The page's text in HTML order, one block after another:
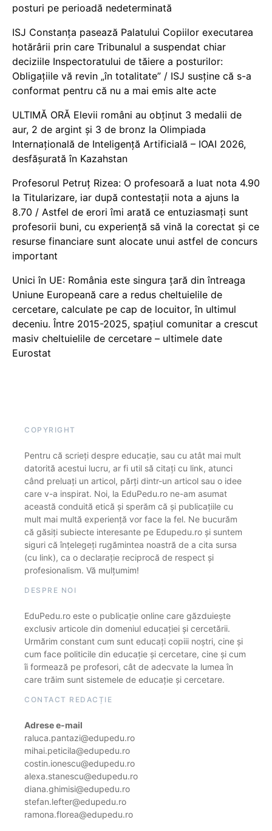
posturi pe perioadă nedeterminată
ISJ Constanța pasează Palatului Copiilor executarea
hotărârii prin care Tribunalul a suspendat chiar
deciziile Inspectoratului de tăiere a posturilor:
Obligațiile vă revin „în totalitate” / ISJ susține că s-a
conformat pentru că nu a mai emis alte acte
ULTIMĂ ORĂ Elevii români au obținut 3 medalii de
aur, 2 de argint și 3 de bronz la Olimpiada
Internațională de Inteligență Artificială – IOAI 2026,
desfășurată în Kazahstan
Profesorul Petruț Rizea: O profesoară a luat nota 4.90
la Titularizare, iar după contestații nota a ajuns la
8.70 / Astfel de erori îmi arată ce entuziasmați sunt
profesorii buni, cu experiență să vină la corectat și ce
resurse financiare sunt alocate unui astfel de concurs
important
Unici în UE: România este singura țară din întreaga
Uniune Europeană care a redus cheltuielile de
cercetare, calculate pe cap de locuitor, în ultimul
deceniu. Între 2015-2025, spațiul comunitar a crescut
masiv cheltuielile de cercetare – ultimele date
Eurostat
COPYRIGHT
Pentru că scrieți despre educație, sau cu atât mai mult
datorită acestui lucru, ar fi util să citați cu link, atunci
când preluați un articol, părți dintr-un articol sau o idee
care v-a inspirat. Noi, la EduPedu.ro ne-am asumat
această conduită etică și sperăm că și publicațiile cu
mult mai multă experiență vor face la fel. Ne bucurăm
că găsiți subiecte interesante pe Edupedu.ro și suntem
siguri că înțelegeți rugămintea noastră de a cita sursa
(cu link), ca o declarație reciprocă de respect și
profesionalism. Vă mulțumim!
DESPRE NOI
EduPedu.ro este o publicație online care găzduiește
exclusiv articole din domeniul educației și cercetării.
Urmărim constant cum sunt educați copiii noștri, cine și
cum face politicile din educație și cercetare, cine și cum
îi formează pe profesori, cât de adecvate la lumea în
care trăim sunt sistemele de educație și cercetare.
CONTACT REDACȚIE
Adrese e-mail
raluca.pantazi@edupedu.ro
mihai.peticila@edupedu.ro
costin.ionescu@edupedu.ro
alexa.stanescu@edupedu.ro
diana.ghimisi@edupedu.ro
stefan.lefter@edupedu.ro
ramona.florea@edupedu.ro